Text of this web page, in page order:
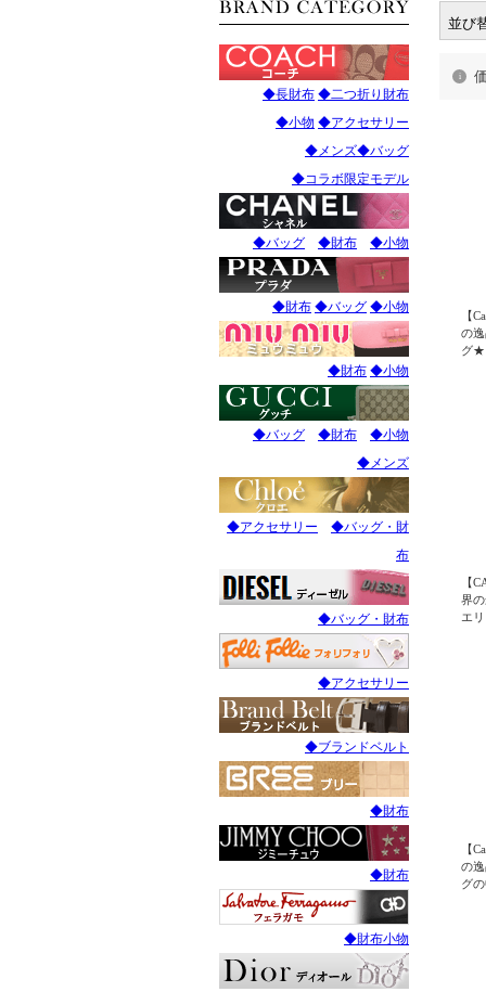
◆長財布 ◆二つ折り財布
◆小物 ◆アクセサリー
◆メンズ◆バッグ
◆コラボ限定モデル
◆バッグ ◆財布 ◆小物
◆財布 ◆バッグ ◆小物
◆財布 ◆小物
◆バッグ ◆財布
◆小物
◆メンズ
◆アクセサリー
◆バッグ・財
布
◆バッグ・財布
◆アクセサリー
◆ブランドベルト
◆財布
◆財布
◆財布小物
並び
【
の
グ★
【
界
エ
【
の
グ